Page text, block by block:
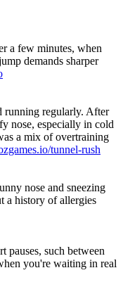
a few minutes, when
demands sharper
running regularly. After
nose, especially in cold
a mix of overtraining
tunnel-rush
nose and sneezing
a history of allergies
pauses, such between
you're waiting in real